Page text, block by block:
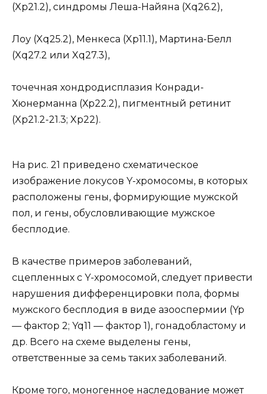
(Xp21.2), синдромы Леша-Найяна (Xq26.2),
Лоу (Xq25.2), Менкеса (Xp11.1), Мартина-Белл
(Xq27.2 или Xq27.3),
точечная хондродисплазия Конради-
Хюнерманна (Хр22.2), пигментный ретинит
(Xp21.2-21.3; Xp22).
На рис. 21 приведено схематическое
изображение локусов Y-хромосомы, в которых
расположены гены, формирующие мужской
пол, и гены, обусловливающие мужское
бесплодие.
В качестве примеров заболеваний,
сцепленных с Y-хромосомой, следует привести
нарушения дифференцировки пола, формы
мужского бесплодия в виде азооспермии (Yp
— фактор 2; Yq11 — фактор 1), гонадобластому и
др. Всего на схеме выделены гены,
ответственные за семь таких заболеваний.
Кроме того, моногенное наследование может